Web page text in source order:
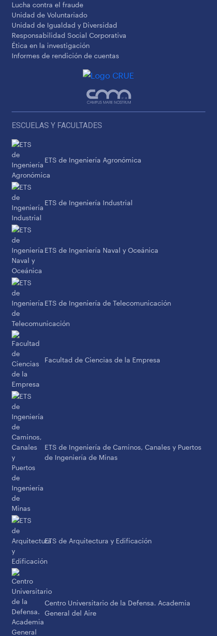
Lucha contra el fraude
Unidad de Voluntariado
Unidad de Igualdad y Diversidad
Responsabilidad Social Corporativa
Ética en la investigación
Informes de rendición de cuentas
ESCUELAS Y FACULTADES
ETS de Ingeniería Agronómica
ETS de Ingeniería Industrial
ETS de Ingeniería Naval y Oceánica
ETS de Ingeniería de Telecomunicación
Facultad de Ciencias de la Empresa
ETS de Ingeniería de Caminos, Canales y Puertos
de Ingeniería de Minas
ETS de Arquitectura y Edificación
Centro Universitario de la Defensa. Academia
General del Aire